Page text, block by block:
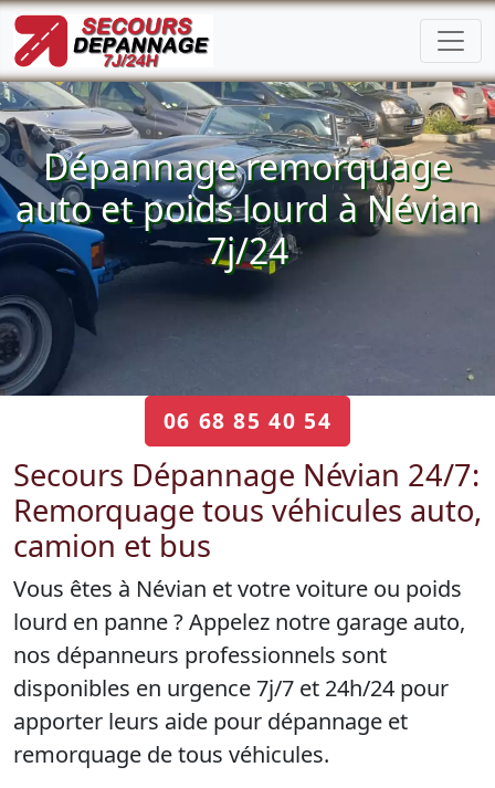
Dépannage remorquage
auto et poids lourd à Névian
7j/24
06 68 85 40 54
Secours Dépannage Névian 24/7:
Remorquage tous véhicules auto,
camion et bus
Vous êtes à Névian et votre voiture ou poids
lourd en panne ? Appelez notre garage auto,
nos dépanneurs professionnels sont
disponibles en urgence 7j/7 et 24h/24 pour
apporter leurs aide pour dépannage et
remorquage de tous véhicules.